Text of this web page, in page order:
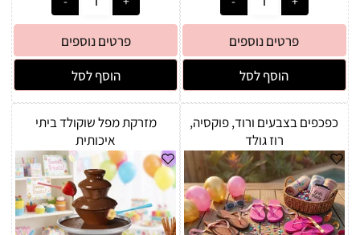
פרטים נוספים
הוסף לסל
פרטים נוספים
הוסף לסל
כפכפים בצבעים ורוד, פוקסיה,
רוז גולד
מזרקת מפל שוקולד ביתי
איכותית